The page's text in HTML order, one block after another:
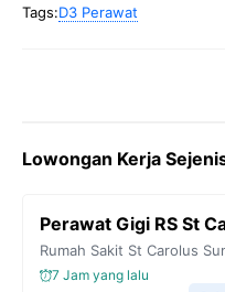
Tags:D3 Perawat
Lowongan Kerja
Perawat Gigi RS St
Rumah Sakit St Carolus
7 Jam yang lalu